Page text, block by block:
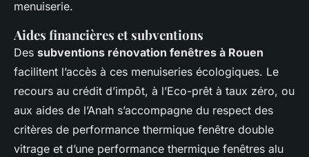
menuiserie.
Aides financières et subventions
Des subventions rénovation fenêtres à Rouen
facilitent l’accès à ces menuiseries écologiques. Le
recours au crédit d’impôt, à l’Eco-prêt à taux zéro, ou
aux aides de l’Anah s’accompagne du respect des
critères de performance thermique fenêtre double
vitrage et d’une performance thermique fenêtres alu